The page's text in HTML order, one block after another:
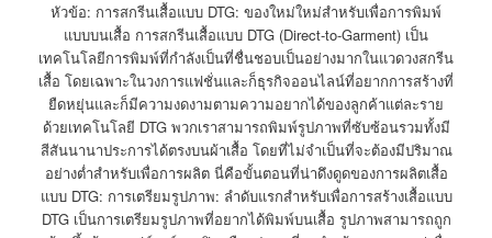
หัวข้อ: การสกรีนเสื้อแบบ DTG: ของใหม่ใหม่สำหรับเพื่อการพิมพ์
แบบบนเสื้อ การสกรีนเสื้อแบบ DTG (Direct-to-Garment) เป็น
เทคโนโลยีการพิมพ์ที่กำลังเป็นที่ชื่นชอบเป็นอย่างมากในแวดวงสกรีน
เสื้อ โดยเฉพาะในวงการแฟชั่นและก็ธุรกิจออนไลน์ที่อยากการสร้างที่
ยืดหยุ่นและก็มีความงดงามตามความอยากได้ของลูกค้าแต่ละราย
ด้วยเทคโนโลยี DTG พวกเราสามารถพิมพ์รูปภาพที่ซับซ้อนรวมทั้งมี
สีสันนานาประการได้ตรงบนผ้าเสื้อ โดยที่ไม่จำเป็นที่จะต้องมีปริมาณ
อย่างต่ำสำหรับเพื่อการผลิต นี่คือขั้นตอนที่น่าดึงดูดของการผลิตเสื้อ
แบบ DTG: การเตรียมรูปภาพ: ลำดับแรกสำหรับเพื่อการสร้างเสื้อแบบ
DTG เป็นการเตรียมรูปภาพที่อยากได้พิมพ์บนเสื้อ รูปภาพสามารถถูก